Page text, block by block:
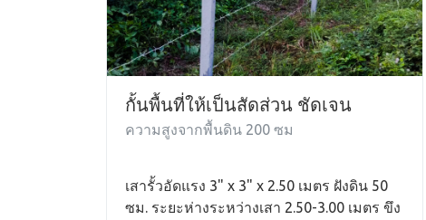
กั้นพื้นที่ให้เป็นสัดส่วน ชัดเจน
ความสูงจากพื้นดิน 200 ซม
เสารั้วอัดแรง 3" x 3" x 2.50 เมตร ฝังดิน 50
ซม. ระยะห่างระหว่างเสา 2.50-3.00 เมตร ขึง